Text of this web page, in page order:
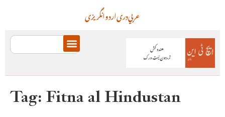
انگریزیاردودریعربي
Tag:Fitna al Hindustan